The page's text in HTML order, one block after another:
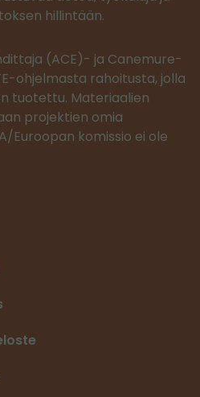
hillintään.
(ACE)- ja Canemure-
ohjelmasta rahoitusta, jolla
tuotettu. Materiaalien
projektien omia
Euroopan komissio ei ole